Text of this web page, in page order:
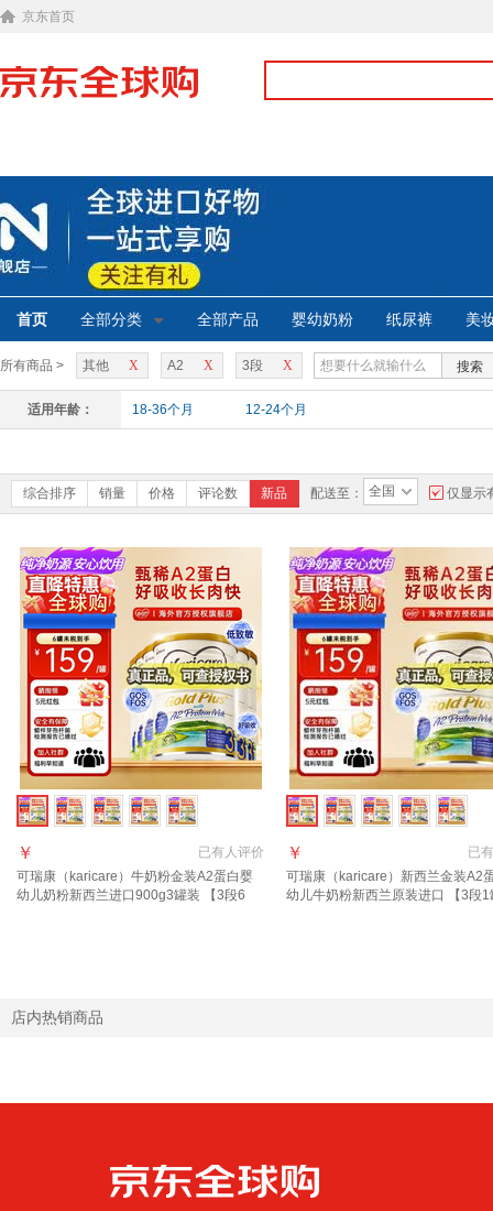
京东首页
首页 全部分类 全部产品 婴幼奶粉 纸尿裤 美
所有商品 > X
其他 X
A2 X
3段 搜索
适用年龄： 18-36个月 12-24个月
综合排序 销量 价格 评论数 新品 配送至： 全国 仅显示
已有人评价
￥
可瑞康（karicare）牛奶粉金装A2蛋白婴
幼儿奶粉新西兰进口900g3罐装 【3段6
已有
￥
可瑞康（karicare）新西兰金装A2
幼儿牛奶粉新西兰原装进口 【3段1
店内热销商品